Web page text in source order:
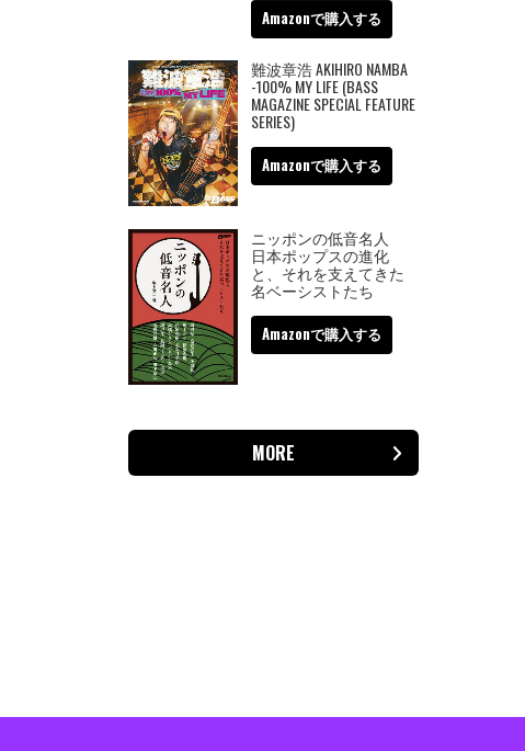
Amazonで購入する
難波章浩 AKIHIRO NAMBA
-100% MY LIFE (BASS
MAGAZINE SPECIAL FEATURE
SERIES)
Amazonで購入する
ニッポンの低音名人
日本ポップスの進化
と、それを支えてきた
名ベーシストたち
Amazonで購入する
MORE